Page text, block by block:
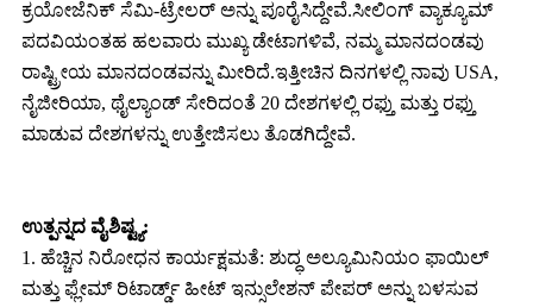
ಕ್ರಯೋಜೆನಿಕ್ ಸೆಮಿ-ಟ್ರೇಲರ್ ಅನ್ನು ಪೂರೈಸಿದ್ದೇವೆ.ಸೀಲಿಂಗ್ ವ್ಯಾಕ್ಯೂಮ್
ಪದವಿಯಂತಹ ಹಲವಾರು ಮುಖ್ಯ ಡೇಟಾಗಳಿವೆ, ನಮ್ಮ ಮಾನದಂಡವು
ರಾಷ್ಟ್ರೀಯ ಮಾನದಂಡವನ್ನು ಮೀರಿದೆ.ಇತ್ತೀಚಿನ ದಿನಗಳಲ್ಲಿ ನಾವು USA,
ನೈಜೀರಿಯಾ, ಥೈಲ್ಯಾಂಡ್ ಸೇರಿದಂತೆ 20 ದೇಶಗಳಲ್ಲಿ ರಫ್ತು ಮತ್ತು ರಫ್ತು
ಮಾಡುವ ದೇಶಗಳನ್ನು ಉತ್ತೇಜಿಸಲು ತೊಡಗಿದ್ದೇವೆ.
ಉತ್ಪನ್ನದ ವೈಶಿಷ್ಟ್ಯ:
1. ಹೆಚ್ಚಿನ ನಿರೋಧನ ಕಾರ್ಯಕ್ಷಮತೆ: ಶುದ್ಧ ಅಲ್ಯೂಮಿನಿಯಂ ಫಾಯಿಲ್
ಮತ್ತು ಫ್ಲೇಮ್ ರಿಟಾರ್ಡ್ಡ್ ಹೀಟ್ ಇನ್ಸುಲೇಶನ್ ಪೇಪರ್ ಅನ್ನು ಬಳಸುವ